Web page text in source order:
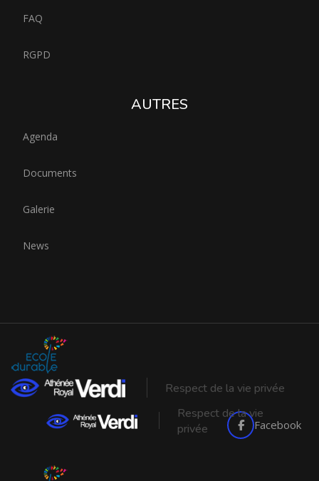
FAQ
RGPD
AUTRES
Agenda
Documents
Galerie
News
Respect de la vie privée
Facebook
Respect de la vie
privée